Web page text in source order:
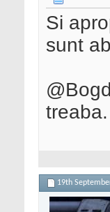
Si
sunt
treaba.
19th